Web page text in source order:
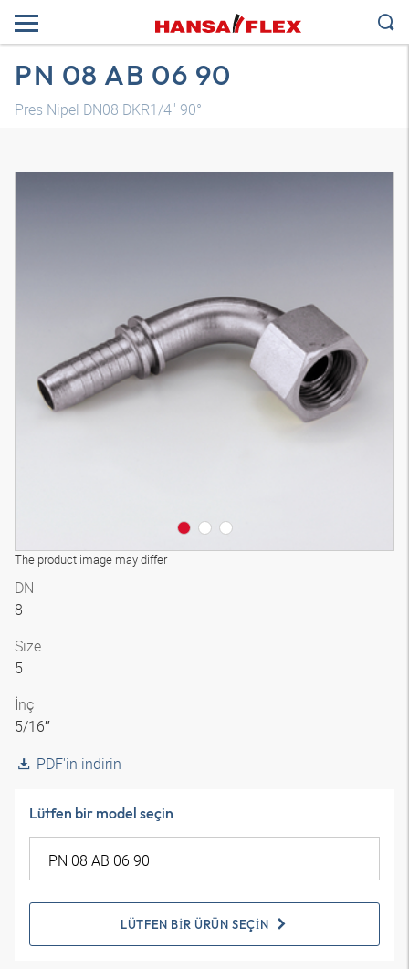
PN 08 AB 06 90
Pres Nipel DN08 DKR1/4" 90°
The product image may differ
3B model
DN
8
Size
5
İnç
5/16″
PDF'in indirin
Lütfen bir model seçin
LÜTFEN BIR ÜRÜN SEÇIN